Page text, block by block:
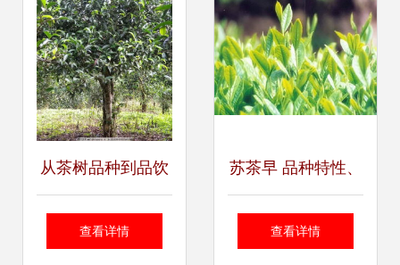
从茶树品种到品饮
艺术 全面指南如何
查看详情
苏茶早 品种特性、
栽培要点及市场前
查看详情